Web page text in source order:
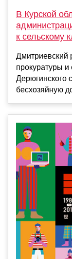
В Курской
к сельскому
Дмитриевский
прокуратуры
Дерюгинского
бесхозяйную